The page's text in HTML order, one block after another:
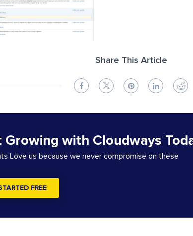
Share This Article
Growing with Cloudways
Love us because we never compromise on these
FREE